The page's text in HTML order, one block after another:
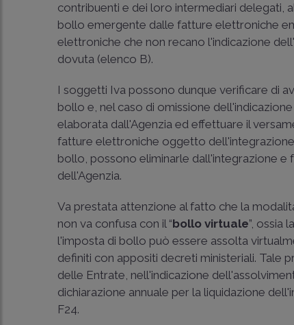
contribuenti e dei loro intermediari delegati,
bollo emergente dalle fatture elettroniche
elettroniche che non recano l'indicazione
dovuta (elenco B).
I soggetti Iva possono dunque verificare di
bollo e, nel caso di omissione
elaborata dall'Agenzia ed effettuare il
fatture elettroniche oggetto
bollo, possono eliminarle dall'integrazione e
dell'Agenzia.
Va prestata attenzione al fatto che la
non va confusa con il “bollo virtuale”, ossia
l'imposta di bollo può essere assolta
definiti con appositi decreti ministeriali. Tale
delle Entrate, nell'indicazione
dichiarazione annuale per la liquidazione
F24.